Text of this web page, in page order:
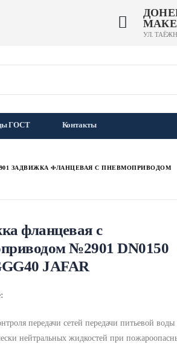
УЛ.
ГОСТ Контакты
ЗАДВИЖКА ФЛАНЦЕВАЯ С ПНЕВМОПРИВОДОМ
фланцевая с
№2901 DN0150
JAFAR
передачи сетей передачи питьевой
нейтральных жидкостей при